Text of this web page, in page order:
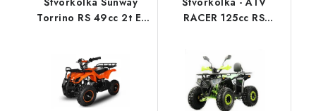
Torrino RS 49cc 2t E-
RACER 125cc RS